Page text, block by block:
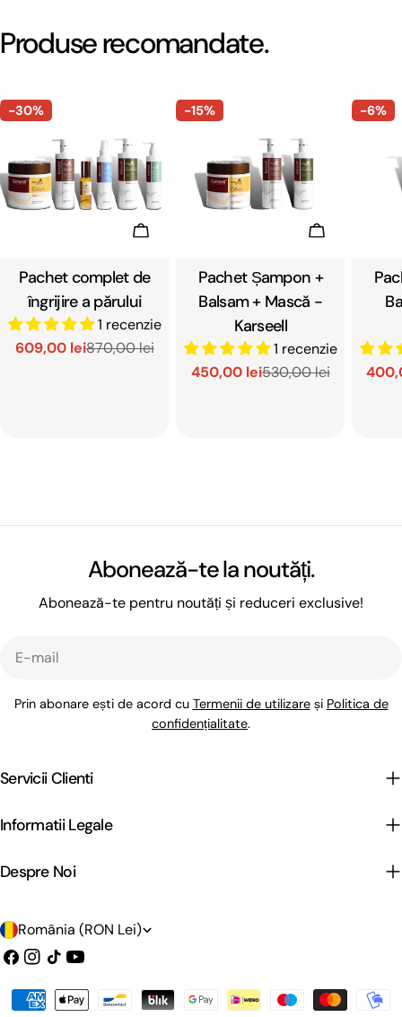
Produse recomandate.
-30%
Adaugă In Coş
Tip:
Pachet complet de
îngrijire a părului
1 recenzie
Preț
609,00 leiPreț
870,00 lei
-15%
Adaugă In
Tip:
Pachet Șampon +
Balsam + Mască -
Karseell
1 recenzie
Preț
450,00 leiPreț
530,00 lei
-6%
Abonează-te la noutăți.
Abonează-te pentru noutăți și reduceri exclusive!
Prin abonare ești de acord cu Termenii de utilizareși Politica de
confidențialitate.
Servicii Clienti
Informatii Legale
Despre Noi
Ț
a
România (RON Lei)
Facebook
Instagram
TIC-YouTube
Metode